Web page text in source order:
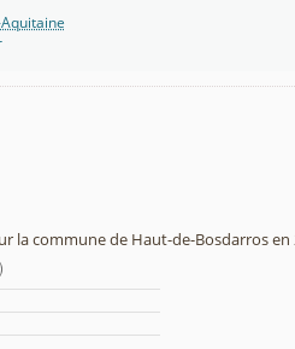
la commune de Haut-de-Bosdarros en